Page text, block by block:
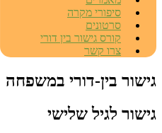
סיפורי מקרה
סרטונים
קורס גישור בין דורי
צרו קשר
גישור בין-דורי במשפחה
גישור לגיל שלישי